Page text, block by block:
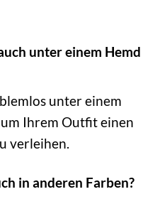
unter einem Hemd
unter einem
Ihrem Outfit einen
verleihen.
in anderen Farben?